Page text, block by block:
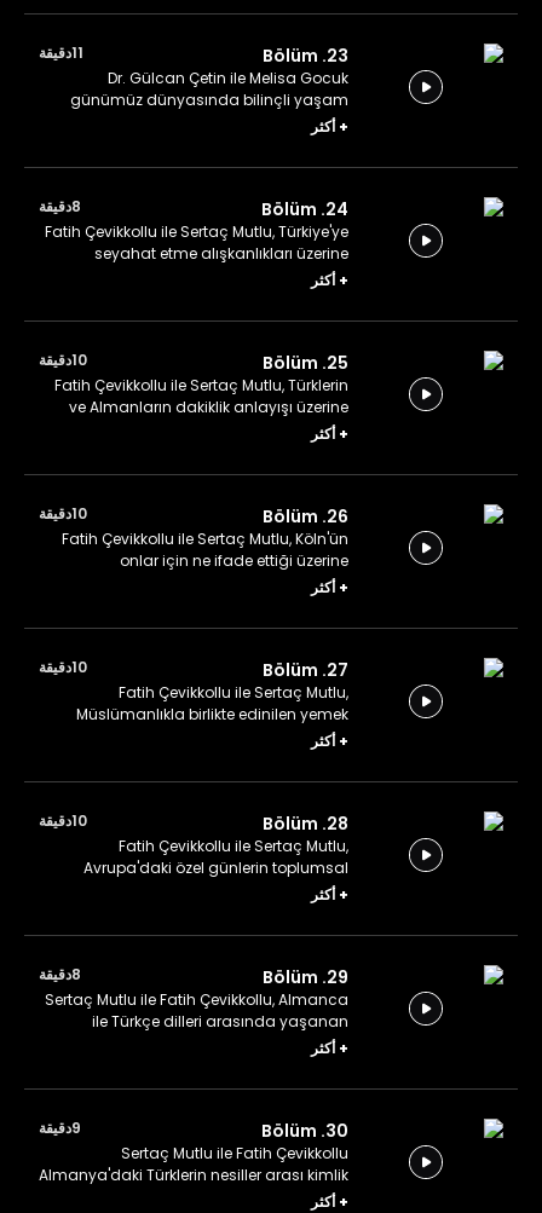
23. Bölüm
11دقيقة
Dr. Gülcan Çetin ile Melisa Gocuk
günümüz dünyasında bilinçli yaşam
üzerine konuşuyor.
+أكثر
24. Bölüm
8دقيقة
Fatih Çevikkollu ile Sertaç Mutlu, Türkiye'ye
seyahat etme alışkanlıkları üzerine
konuşuyor.
+أكثر
25. Bölüm
10دقيقة
Fatih Çevikkollu ile Sertaç Mutlu, Türklerin
ve Almanların dakiklik anlayışı üzerine
konuşuyor.
+أكثر
26. Bölüm
10دقيقة
Fatih Çevikkollu ile Sertaç Mutlu, Köln'ün
onlar için ne ifade ettiği üzerine
konuşuyor.
+أكثر
27. Bölüm
10دقيقة
Fatih Çevikkollu ile Sertaç Mutlu,
Müslümanlıkla birlikte edinilen yemek
alışkanlıkları üzerine konuşuyor.
+أكثر
28. Bölüm
10دقيقة
Fatih Çevikkollu ile Sertaç Mutlu,
Avrupa'daki özel günlerin toplumsal
düzene etkisi üzerine konuşuyor.
+أكثر
29. Bölüm
8دقيقة
Sertaç Mutlu ile Fatih Çevikkollu, Almanca
ile Türkçe dilleri arasında yaşanan
etkileşim ve paylaşımı konuşuyor.
+أكثر
30. Bölüm
9دقيقة
Sertaç Mutlu ile Fatih Çevikkollu
Almanya'daki Türklerin nesiller arası kimlik
dönüşümünden bahsediyor.
+أكثر